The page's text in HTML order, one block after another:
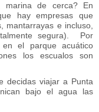
de cerca? En
hay empresas que
mantarrayas e incluso,
segura). Por
el parque acuático
los escualos son
decidas viajar a Punta
bajo el agua las